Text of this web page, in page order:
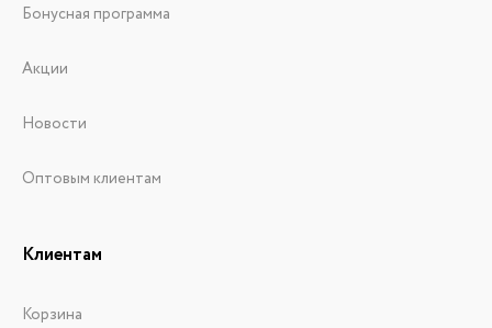
Бонусная программа
Акции
Новости
Оптовым клиентам
Клиентам
Корзина